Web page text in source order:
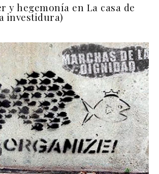
y hegemonía en La casa de
investidura)